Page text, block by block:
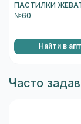
ПАСТИЛКИ
№60
Найти в
Часто